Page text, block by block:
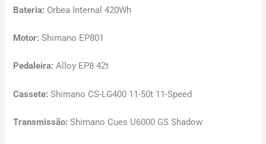
Bateria: Orbea Internal 420Wh
Motor: Shimano EP801
Pedaleira: Alloy EP8 42t
Cassete: Shimano CS-LG400 11-50t 11-Speed
Transmissão: Shimano Cues U6000 GS Shadow